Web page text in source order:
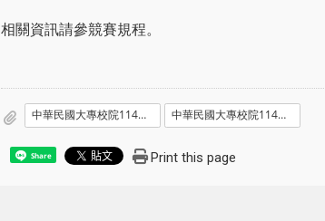
相關資訊請參競賽規程。
中華民國大專校院114年度教職員工高爾夫錦標賽競賽規程.docx 中華民國大專校院114年度教職員工羽球錦標賽競賽規程.docx
Share Print this page